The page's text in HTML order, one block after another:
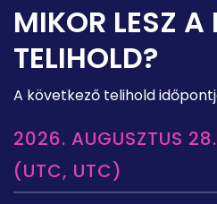
MIKOR LESZ A
TELIHOLD?
A következő telihold
2026. AUGUSZTUS
(UTC, UTC)